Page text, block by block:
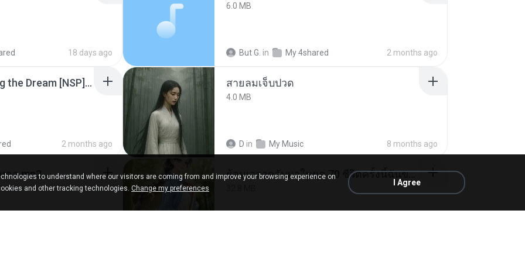
18 days ago
6.0 MB
But G. in My 4shared 2 months ago
Tomodachi Life Living the Dream [NSP].torrent
2 months ago
สายลมเจ็บปวด
4.0 MB
D in My Music 8 months ago
อล.mp3 ย้อนเวลากลับมาในยุค 70 ชีวิตครั้งนี้ฉันขอเลือกเอง จบ.pdf
to understand where our visitors are coming from and improve your browsing experience on
and other tracking technologies. Change my preferences
I Agree